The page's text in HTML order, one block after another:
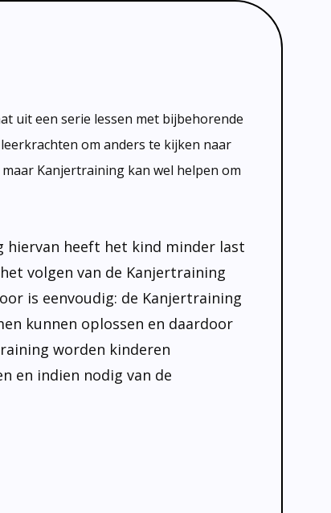
uit een serie lessen met bijbehorende
om anders te kijken naar
Kanjertraining kan wel helpen om
hiervan heeft het kind minder last
volgen van de Kanjertraining
is eenvoudig: de Kanjertraining
kunnen oplossen en daardoor
worden kinderen
en indien nodig van de